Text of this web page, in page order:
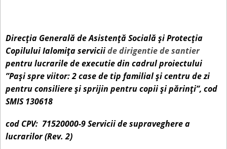
c
u
c
i
Direcţia Generală de Asistenţă Socială şi Protecţia
Copilului Ialomiţa serviciide dirigentie de santier
pentru lucrarile de executie din cadrul proiectului
”Paşi spre viitor: 2 case de tip familial şi centru de zi
pentru consiliere şi sprijin pentru copii şi părinţi”, cod
SMIS 130618
cod CPV: 71520000-9 Servicii de supraveghere a
lucrarilor (Rev. 2)